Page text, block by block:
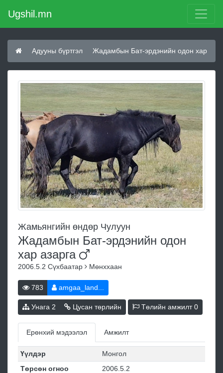
Ugshil.mn
Адууны бүртгэл Жадамбын Бат-эрдэнийн одон хар
Жамьянгийн өндөр Чулуун
Жадамбын Бат-эрдэнийн одон
хар азарга
2006.5.2 Сүхбаатар Мөнххаан
783 amgaa_land...
Унага 2 Цусан төрлийн Төлийн амжилт0
Ерөнхий мэдээлэл Амжилт
Үүлдэр
Монгол
Төрсөн огноо
2006.5.2